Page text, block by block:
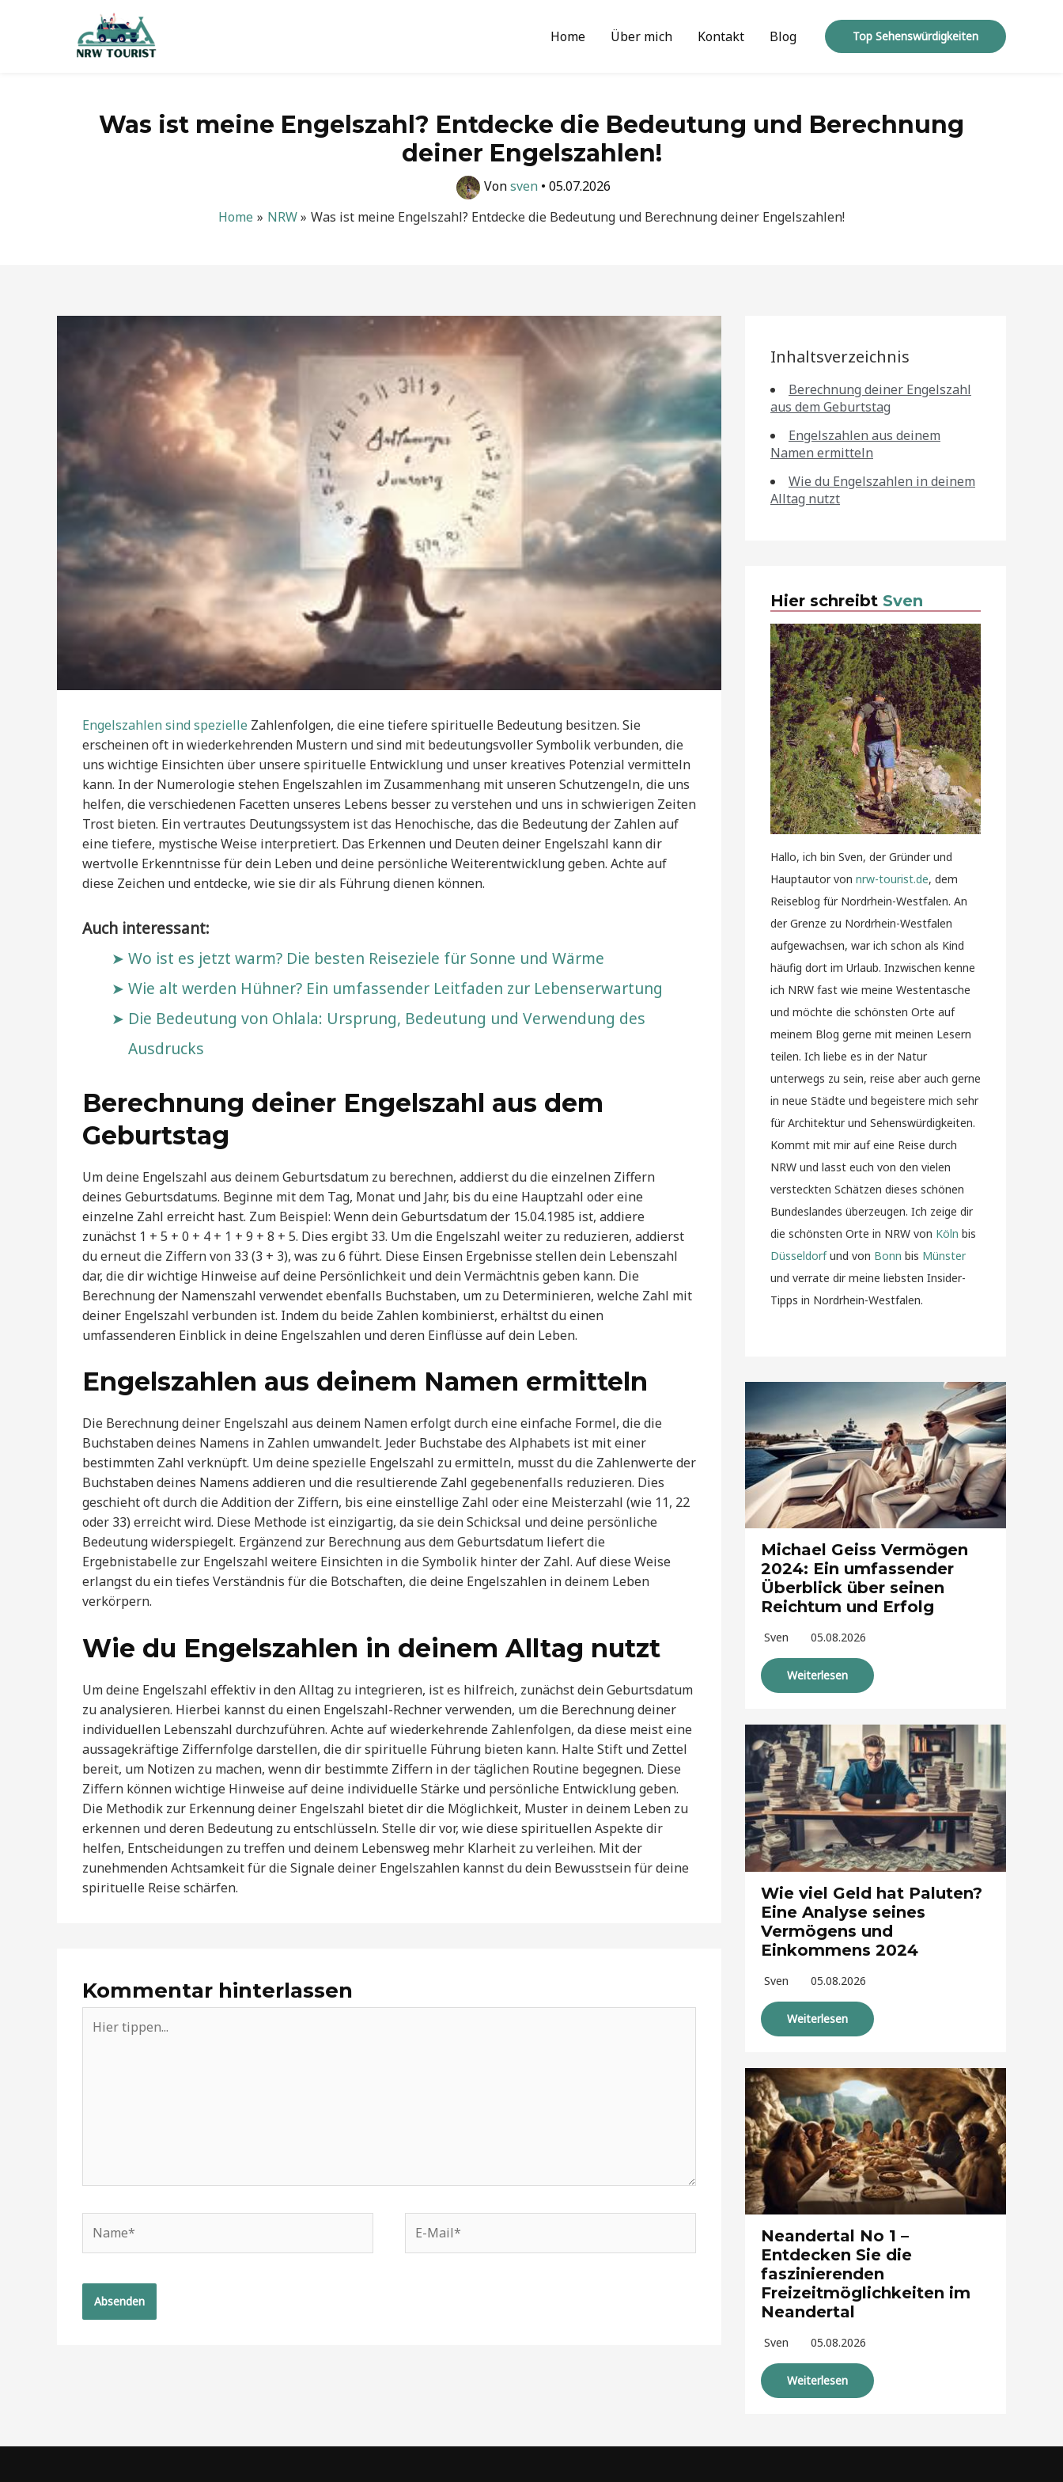
Home Über mich Kontakt Blog Top Sehenswürdigkeiten
Was ist meine Engelszahl? Entdecke die Bedeutung und Berechnung
deiner Engelszahlen!
Vonsven • 05.07.2026
Home
NRW Was ist meine Engelszahl? Entdecke die Bedeutung und Berechnung deiner Engelszahlen!
Engelszahlen sind spezielle Zahlenfolgen, die eine tiefere spirituelle Bedeutung besitzen. Sie
erscheinen oft in wiederkehrenden Mustern und sind mit bedeutungsvoller Symbolik verbunden, die
uns wichtige Einsichten über unsere spirituelle Entwicklung und unser kreatives Potenzial vermitteln
kann. In der Numerologie stehen Engelszahlen im Zusammenhang mit unseren Schutzengeln, die uns
helfen, die verschiedenen Facetten unseres Lebens besser zu verstehen und uns in schwierigen Zeiten
Trost bieten. Ein vertrautes Deutungssystem ist das Henochische, das die Bedeutung der Zahlen auf
eine tiefere, mystische Weise interpretiert. Das Erkennen und Deuten deiner Engelszahl kann dir
wertvolle Erkenntnisse für dein Leben und deine persönliche Weiterentwicklung geben. Achte auf
diese Zeichen und entdecke, wie sie dir als Führung dienen können.
Auch interessant:
Wo ist es jetzt warm? Die besten Reiseziele für Sonne und Wärme
Wie alt werden Hühner? Ein umfassender Leitfaden zur Lebenserwartung
Die Bedeutung von Ohlala: Ursprung, Bedeutung und Verwendung des
Ausdrucks
Berechnung deiner Engelszahl aus dem
Geburtstag
Um deine Engelszahl aus deinem Geburtsdatum zu berechnen, addierst du die einzelnen Ziffern
deines Geburtsdatums. Beginne mit dem Tag, Monat und Jahr, bis du eine Hauptzahl oder eine
einzelne Zahl erreicht hast. Zum Beispiel: Wenn dein Geburtsdatum der 15.04.1985 ist, addiere
zunächst 1 + 5 + 0 + 4 + 1 + 9 + 8 + 5. Dies ergibt 33. Um die Engelszahl weiter zu reduzieren, addierst
du erneut die Ziffern von 33 (3 + 3), was zu 6 führt. Diese Einsen Ergebnisse stellen dein Lebenszahl
dar, die dir wichtige Hinweise auf deine Persönlichkeit und dein Vermächtnis geben kann. Die
Berechnung der Namenszahl verwendet ebenfalls Buchstaben, um zu Determinieren, welche Zahl mit
deiner Engelszahl verbunden ist. Indem du beide Zahlen kombinierst, erhältst du einen
umfassenderen Einblick in deine Engelszahlen und deren Einflüsse auf dein Leben.
Engelszahlen aus deinem Namen ermitteln
Die Berechnung deiner Engelszahl aus deinem Namen erfolgt durch eine einfache Formel, die die
Buchstaben deines Namens in Zahlen umwandelt. Jeder Buchstabe des Alphabets ist mit einer
bestimmten Zahl verknüpft. Um deine spezielle Engelszahl zu ermitteln, musst du die Zahlenwerte der
Buchstaben deines Namens addieren und die resultierende Zahl gegebenenfalls reduzieren. Dies
geschieht oft durch die Addition der Ziffern, bis eine einstellige Zahl oder eine Meisterzahl (wie 11, 22
oder 33) erreicht wird. Diese Methode ist einzigartig, da sie dein Schicksal und deine persönliche
Bedeutung widerspiegelt. Ergänzend zur Berechnung aus dem Geburtsdatum liefert die
Ergebnistabelle zur Engelszahl weitere Einsichten in die Symbolik hinter der Zahl. Auf diese Weise
erlangst du ein tiefes Verständnis für die Botschaften, die deine Engelszahlen in deinem Leben
verkörpern.
Wie du Engelszahlen in deinem Alltag nutzt
Um deine Engelszahl effektiv in den Alltag zu integrieren, ist es hilfreich, zunächst dein Geburtsdatum
zu analysieren. Hierbei kannst du einen Engelszahl-Rechner verwenden, um die Berechnung deiner
individuellen Lebenszahl durchzuführen. Achte auf wiederkehrende Zahlenfolgen, da diese meist eine
aussagekräftige Ziffernfolge darstellen, die dir spirituelle Führung bieten kann. Halte Stift und Zettel
bereit, um Notizen zu machen, wenn dir bestimmte Ziffern in der täglichen Routine begegnen. Diese
Ziffern können wichtige Hinweise auf deine individuelle Stärke und persönliche Entwicklung geben.
Die Methodik zur Erkennung deiner Engelszahl bietet dir die Möglichkeit, Muster in deinem Leben zu
erkennen und deren Bedeutung zu entschlüsseln. Stelle dir vor, wie diese spirituellen Aspekte dir
helfen, Entscheidungen zu treffen und deinem Lebensweg mehr Klarheit zu verleihen. Mit der
zunehmenden Achtsamkeit für die Signale deiner Engelszahlen kannst du dein Bewusstsein für deine
spirituelle Reise schärfen.
Kommentar hinterlassen
tippen...
Mail*
Inhaltsverzeichnis
Berechnung deiner Engelszahl
aus dem Geburtstag
Engelszahlen aus deinem
Namen ermitteln
Wie du Engelszahlen in deinem
Alltag nutzt
Hier schreibt Sven
Hallo, ich bin Sven, der Gründer und
Hauptautor von nrw-tourist.de, dem
Reiseblog für Nordrhein-Westfalen. An
der Grenze zu Nordrhein-Westfalen
aufgewachsen, war ich schon als Kind
häufig dort im Urlaub. Inzwischen kenne
ich NRW fast wie meine Westentasche
und möchte die schönsten Orte auf
meinem Blog gerne mit meinen Lesern
teilen. Ich liebe es in der Natur
unterwegs zu sein, reise aber auch gerne
in neue Städte und begeistere mich sehr
für Architektur und Sehenswürdigkeiten.
Kommt mit mir auf eine Reise durch
NRW und lasst euch von den vielen
versteckten Schätzen dieses schönen
Bundeslandes überzeugen. Ich zeige dir
die schönsten Orte in NRW von Köln bis
Düsseldorfund von Bonn bis Münster
und verrate dir meine liebsten Insider-
Tipps in Nordrhein-Westfalen.
Michael Geiss Vermögen
2024: Ein umfassender
Überblick über seinen
Reichtum und Erfolg
Sven 05.08.2026
Weiterlesen
Wie viel Geld hat Paluten?
Eine Analyse seines
Vermögens und
Einkommens 2024
Sven 05.08.2026
Weiterlesen
Neandertal No 1 –
Entdecken Sie die
faszinierenden
Freizeitmöglichkeiten im
Neandertal
Sven 05.08.2026
Weiterlesen